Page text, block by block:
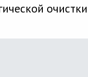
очистки